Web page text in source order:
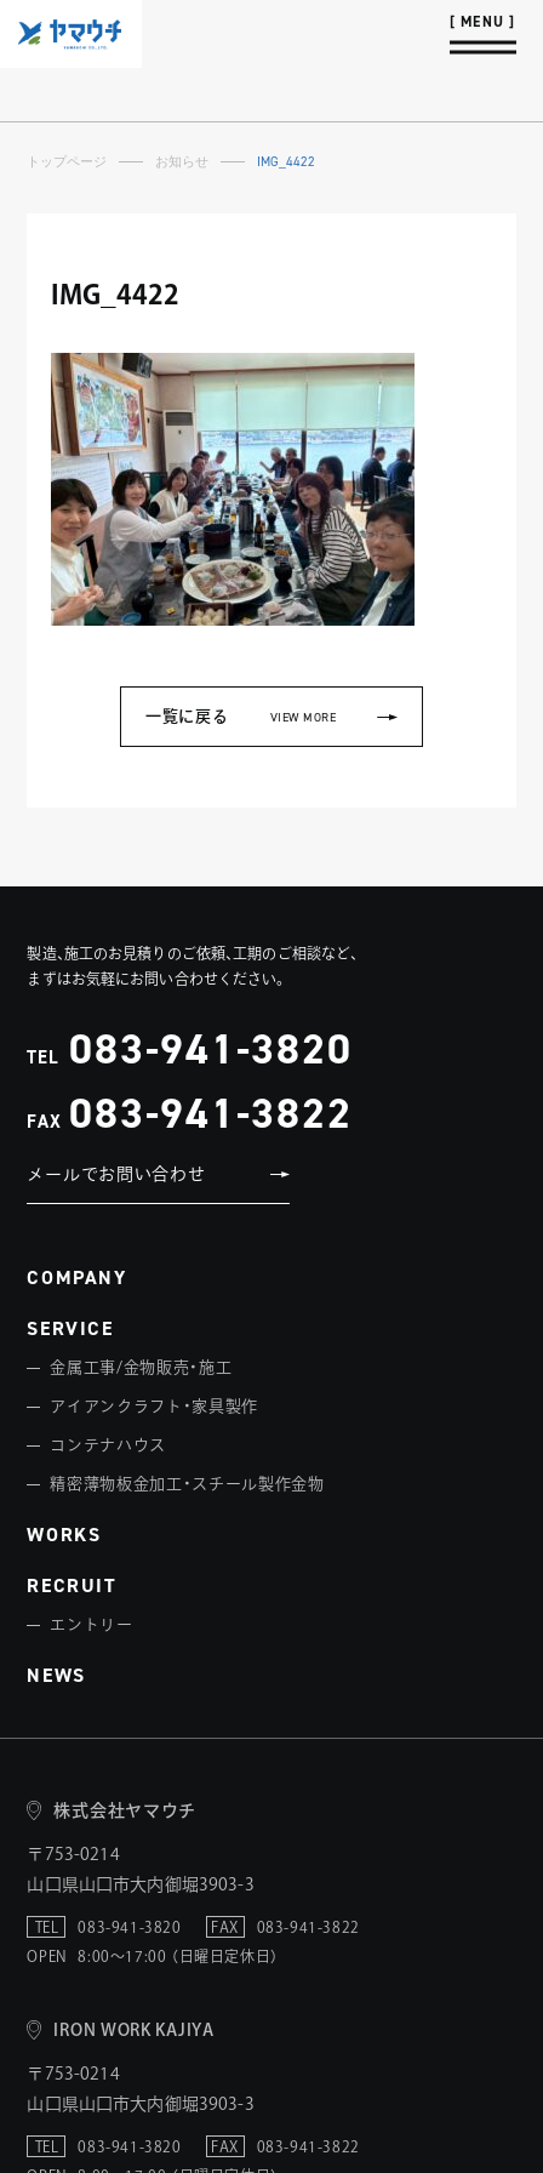
トップページ お知らせ IMG_4422
IMG_4422
一覧に戻る VIEW MORE
製造、施工のお見積りのご依頼、工期のご相談など、
まずはお気軽にお問い合わせください。
TEL 083-941-3820
FAX 083-941-3822
メールでお問い合わせ
COMPANY
SERVICE
金属工事/金物販売・施工
アイアンクラフト・家具製作
コンテナハウス
精密薄物板金加工・スチール製作金物
WORKS
RECRUIT
エントリー
NEWS
株式会社ヤマウチ
〒753-0214
山口県山口市大内御堀3903-3
TEL 083-941-3820 FAX
083-941-3822
OPEN
8:00〜17:00 （日曜日定休日）
IRON WORK KAJIYA
〒753-0214
山口県山口市大内御堀3903-3
TEL 083-941-3820 FAX
083-941-3822